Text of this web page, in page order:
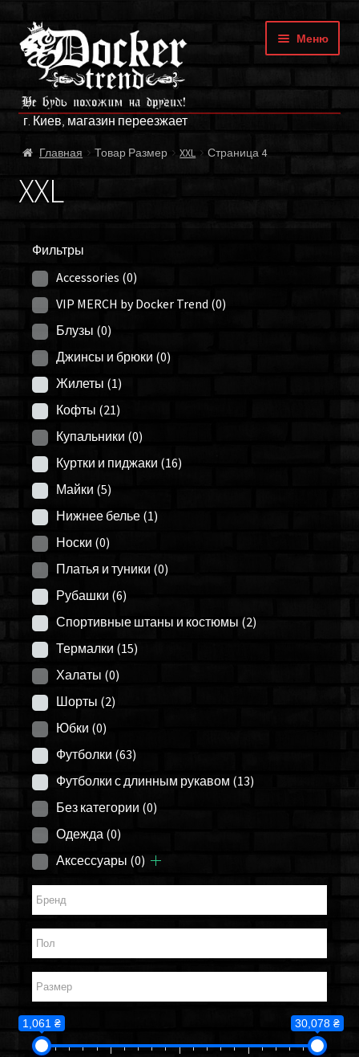
Перейти
к
навигации
Перейти
к
содержимому
г. Киев, магазин переезжает
Меню
ГЛАВНАЯ
МАГАЗИН
О НАС
ФРАНЧАЙЗИНГ
МОЙ АККАУНТ
Главная Товар Размер XXL Страница 4
XXL
Фильтры
Accessories (0)
VIP MERCH by Docker Trend (0)
Блузы (0)
Джинсы и брюки (0)
Жилеты (1)
Кофты (21)
Купальники (0)
Куртки и пиджаки (16)
Майки (5)
Нижнее белье (1)
Носки (0)
Платья и туники (0)
Рубашки (6)
Спортивные штаны и костюмы (2)
Термалки (15)
Халаты (0)
Шорты (2)
Юбки (0)
Футболки (63)
Футболки с длинным рукавом (13)
Без категории (0)
Одежда (0)
Аксессуары (0)
1,061 ₴ 30,078 ₴